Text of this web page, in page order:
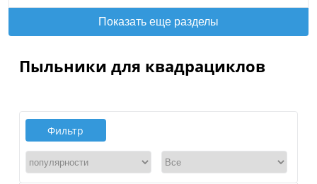
Показать еще разделы
Пыльники для квадрациклов
Фильтр